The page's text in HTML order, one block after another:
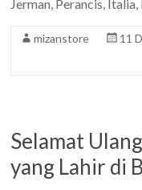
Jerman, Perancis, Italia,
mizanstore 11
Selamat
yang Lahir di